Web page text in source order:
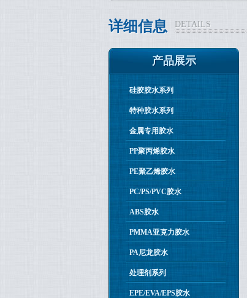
详细信息 DETAILS
产品展示
硅胶胶水系列
特种胶水系列
金属专用胶水
PP聚丙烯胶水
PE聚乙烯胶水
PC/PS/PVC胶水
ABS胶水
PMMA亚克力胶水
PA尼龙胶水
处理剂系列
EPE/EVA/EPS胶水